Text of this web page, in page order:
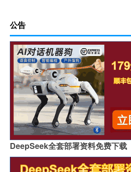
公告
DeepSeek全套部署资料免费下载